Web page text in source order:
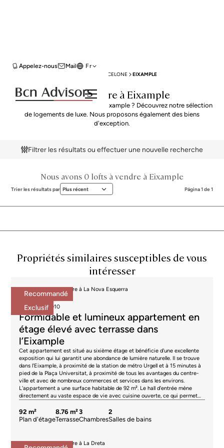
Mail
Appelez-nous Fr
BARCELONE EIXAMPLE
Lofts à vendre à Eixample
Vous cherchez Lofts à vendre à Eixample ? Découvrez notre sélection
de logements de luxe. Nous proposons également des biens
d'exception.
Filtrer les résultats ou effectuer une nouvelle recherche
Nous avons 0 lofts à vendre à Eixample
Trier les résultats par Plus récent Página 1 de 1
Propriétés similaires susceptibles de vous
intéresser
Recommandé
Exclusif
Appartements à vendre à La Nova Esquerra
695.000 €
BCN078370010
Formidable et lumineux appartement en
étage élevé avec terrasse dans
l’Eixample
Cet appartement est situé au sixième étage et bénéficie d'une excellente
exposition qui lui garantit une abondance de lumière naturelle. Il se trouve
dans l'Eixample, à proximité de la station de métro Urgell et à 15 minutes à
pied de la Plaça Universitat, à proximité de tous les avantages du centre-
ville et avec de nombreux commerces et services dans les environs.
L'appartement a une surface habitable de 92 m². Le hall d'entrée mène
directement au vaste espace de vie avec cuisine ouverte, ce qui permet
agréable terrasse de 9 m², idéale pour prendre l'air, manger ou se détendre.
La partie nuit comprend 3 chambres. La chambre principale en suite est
deuxième chambre double donne sur la terrasse et la troisième chambre est
92 m²
Plan d'étage
8.76 m²
Terrasse
3
Chambres
2
Salles de bains
Appartements à vendre à La Dreta